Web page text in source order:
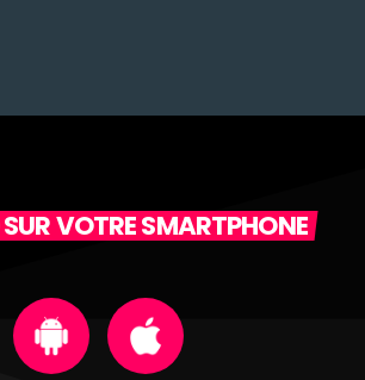
VOTRE SMARTPHONE